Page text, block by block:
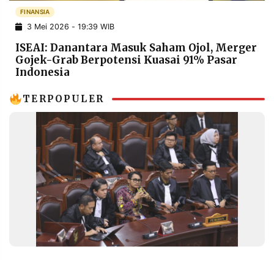
INFORMASI
IKLAN
OF
SERVICE
RESOLUSI
FINANSIA
3 Mei 2026 - 19:39 WIB
ISEAI: Danantara Masuk Saham Ojol, Merger
Gojek-Grab Berpotensi Kuasai 91% Pasar
Indonesia
TERPOPULER